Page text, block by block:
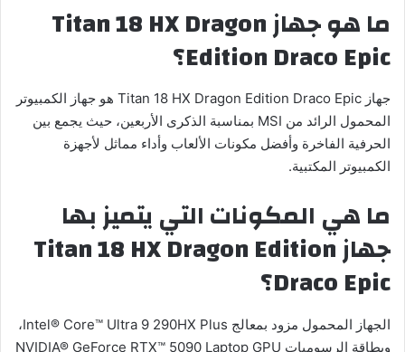
ما هو جهازTitan 18 HX Dragon
Edition Draco Epic؟
جهاز Titan 18 HX Dragon Edition Draco Epic هو جهاز الكمبيوتر
المحمول الرائد من MSI بمناسبة الذكرى الأربعين، حيث يجمع بين
الحرفية الفاخرة وأفضل مكونات الألعاب وأداء مماثل لأجهزة
الكمبيوتر المكتبية.
ما هي المكونات التي يتميز بها
جهازTitan 18 HX Dragon Edition
Draco Epic؟
الجهاز المحمول مزود بمعالج Intel® Core™ Ultra 9 290HX Plus،
وبطاقة الرسوميات NVIDIA® GeForce RTX™ 5090 Laptop GPU